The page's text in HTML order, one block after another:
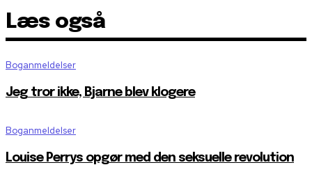
Læs også
Boganmeldelser
Jeg tror ikke, Bjarne blev klogere
Boganmeldelser
Louise Perrys opgør med den seksuelle revolution